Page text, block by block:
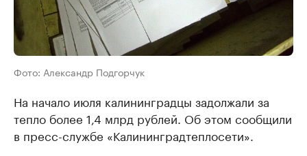
Фото: Александр Подгорчук
На начало июля калининградцы задолжали за
тепло более 1,4 млрд рублей. Об этом сообщили
в пресс-службе «Калининградтеплосети».